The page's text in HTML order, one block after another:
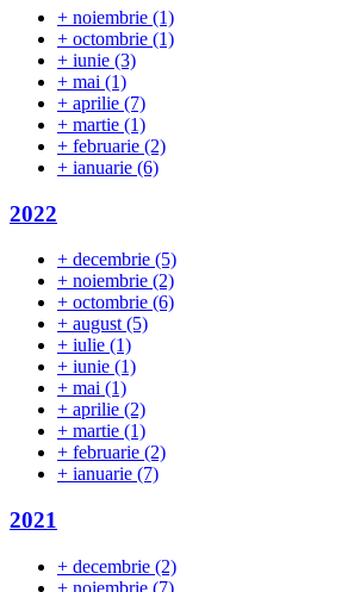
+ noiembrie (1)
+ octombrie (1)
+ iunie (3)
+ mai (1)
+ aprilie (7)
+ martie (1)
+ februarie (2)
+ ianuarie (6)
2022
+ decembrie (5)
+ noiembrie (2)
+ octombrie (6)
+ august (5)
+ iulie (1)
+ iunie (1)
+ mai (1)
+ aprilie (2)
+ martie (1)
+ februarie (2)
+ ianuarie (7)
2021
+ decembrie (2)
+ noiembrie (7)